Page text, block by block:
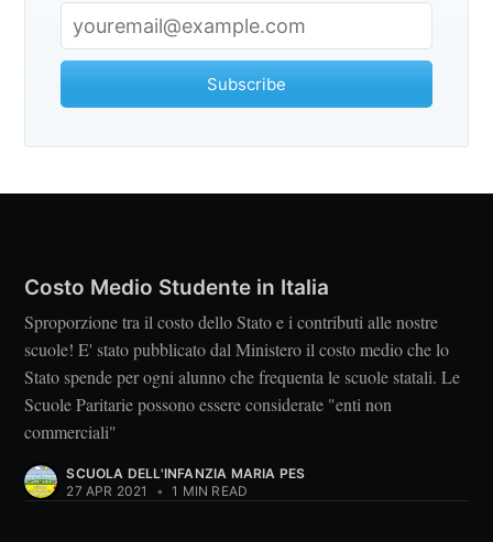
Subscribe
Costo Medio Studente in Italia
Sproporzione tra il costo dello Stato e i contributi alle nostre
scuole! E' stato pubblicato dal Ministero il costo medio che lo
Stato spende per ogni alunno che frequenta le scuole statali. Le
Scuole Paritarie possono essere considerate "enti non
commerciali"
SCUOLA DELL'INFANZIA MARIA PES
27 APR 2021
• 1 MIN READ
Subscribe